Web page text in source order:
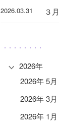
2026.03.31 ３
2026年
2026年 5
2026年 3
2026年 1